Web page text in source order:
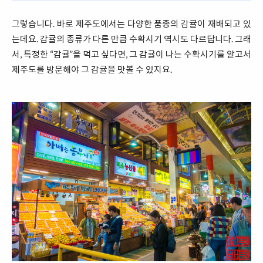
그렇습니다. 바로 제주도에서는 다양한 품종의 감귤이 재배되고 있
는데요. 감귤의 종류가 다른 만큼 수확시기 역시도 다르답니다. 그래
서, 특정한 “감귤”을 먹고 싶다면, 그 감귤이 나는 수확시기를 알고서
제주도를 방문해야 그 감귤을 맛볼 수 있지요.